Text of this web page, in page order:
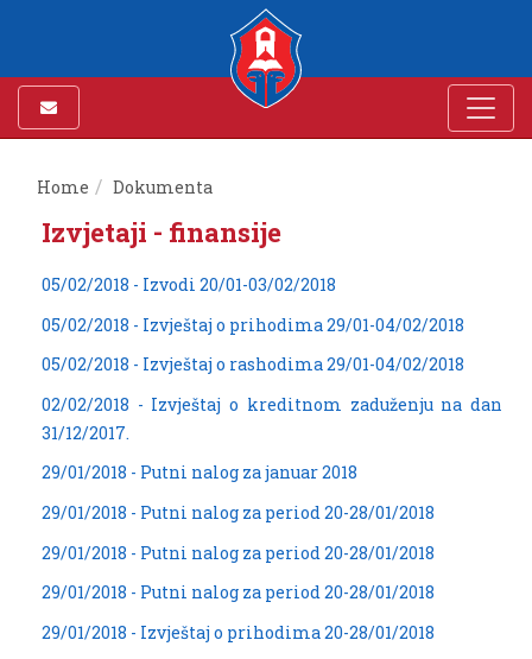
Home Dokumenta
Izvjetaji - finansije
05/02/2018 - Izvodi 20/01-03/02/2018
05/02/2018 - Izvještaj o prihodima 29/01-04/02/2018
05/02/2018 - Izvještaj o rashodima 29/01-04/02/2018
02/02/2018 - Izvještaj o kreditnom zaduženju na dan
31/12/2017.
29/01/2018 - Putni nalog za januar 2018
29/01/2018 - Putni nalog za period 20-28/01/2018
29/01/2018 - Putni nalog za period 20-28/01/2018
29/01/2018 - Putni nalog za period 20-28/01/2018
29/01/2018 - Izvještaj o prihodima 20-28/01/2018